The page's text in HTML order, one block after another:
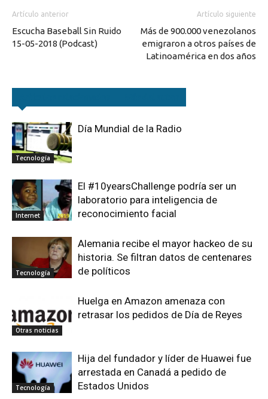
Artículo anterior
Escucha Baseball Sin Ruido
15-05-2018 (Podcast)
Artículo siguiente
Más de 900.000 venezolanos
emigraron a otros países de
Latinoamérica en dos años
Tecnología
Día Mundial de la Radio
Internet
El #10yearsChallenge podría ser un
laboratorio para inteligencia de
reconocimiento facial
Tecnología
Alemania recibe el mayor hackeo de su
historia. Se filtran datos de centenares
de políticos
Otras noticias
Huelga en Amazon amenaza con
retrasar los pedidos de Día de Reyes
Tecnología
Hija del fundador y líder de Huawei fue
arrestada en Canadá a pedido de
Estados Unidos